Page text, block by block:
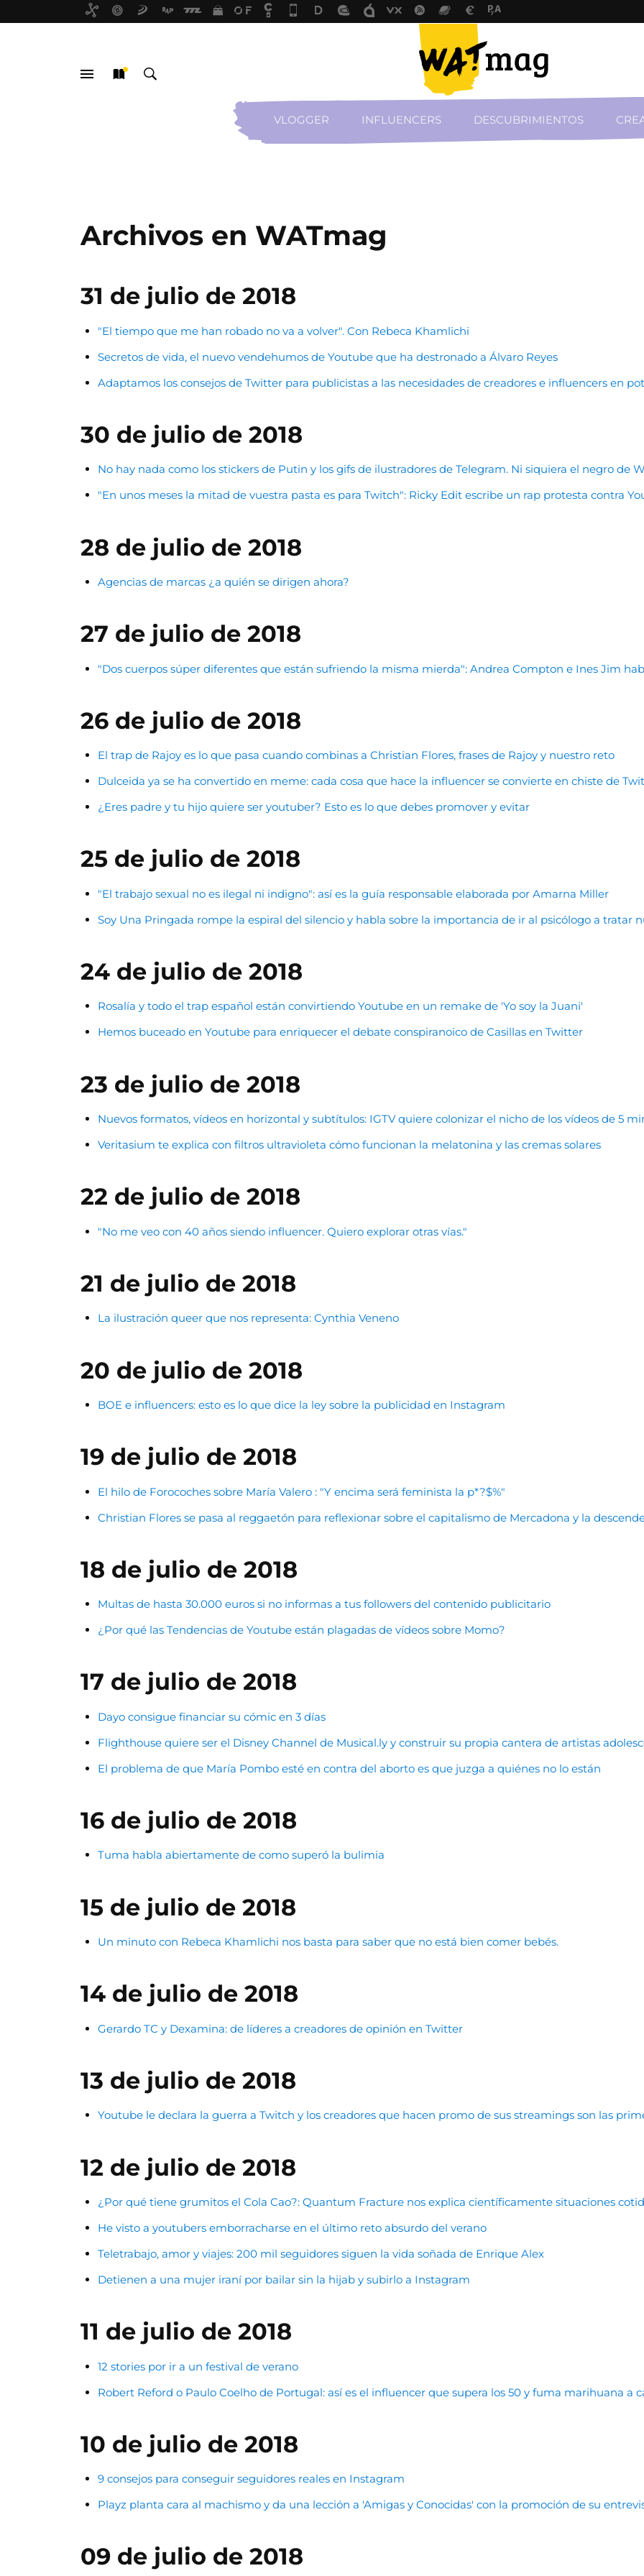
VLOGGER INFLUENCERS DESCUBRIMIENTOS
Archivos en WATmag
31 de julio de 2018
"El tiempo que me han robado no va a volver". Con Rebeca Khamlichi
Secretos de vida, el nuevo vendehumos de Youtube que ha destronado a Álvaro Reyes
Adaptamos los consejos de Twitter para publicistas a las necesidades de creadores e influencers en
30 de julio de 2018
No hay nada como los stickers de Putin y los gifs de ilustradores de Telegram. Ni siquiera el negro de
"En unos meses la mitad de vuestra pasta es para Twitch": Ricky Edit escribe un rap protesta contra
28 de julio de 2018
Agencias de marcas ¿a quién se dirigen ahora?
27 de julio de 2018
"Dos cuerpos súper diferentes que están sufriendo la misma mierda": Andrea Compton e Ines Jim
26 de julio de 2018
El trap de Rajoy es lo que pasa cuando combinas a Christian Flores, frases de Rajoy y nuestro reto
Dulceida ya se ha convertido en meme: cada cosa que hace la influencer se convierte en chiste de
¿Eres padre y tu hijo quiere ser youtuber? Esto es lo que debes promover y evitar
25 de julio de 2018
"El trabajo sexual no es ilegal ni indigno": así es la guía responsable elaborada por Amarna Miller
Soy Una Pringada rompe la espiral del silencio y habla sobre la importancia de ir al psicólogo a tratar
24 de julio de 2018
Rosalía y todo el trap español están convirtiendo Youtube en un remake de 'Yo soy la Juani'
Hemos buceado en Youtube para enriquecer el debate conspiranoico de Casillas en Twitter
23 de julio de 2018
Nuevos formatos, vídeos en horizontal y subtítulos: IGTV quiere colonizar el nicho de los vídeos de 5
Veritasium te explica con filtros ultravioleta cómo funcionan la melatonina y las cremas solares
22 de julio de 2018
"No me veo con 40 años siendo influencer. Quiero explorar otras vías."
21 de julio de 2018
La ilustración queer que nos representa: Cynthia Veneno
20 de julio de 2018
BOE e influencers: esto es lo que dice la ley sobre la publicidad en Instagram
19 de julio de 2018
El hilo de Forocoches sobre María Valero : "Y encima será feminista la p*?$%"
Christian Flores se pasa al reggaetón para reflexionar sobre el capitalismo de Mercadona y la
18 de julio de 2018
Multas de hasta 30.000 euros si no informas a tus followers del contenido publicitario
¿Por qué las Tendencias de Youtube están plagadas de vídeos sobre Momo?
17 de julio de 2018
Dayo consigue financiar su cómic en 3 días
Flighthouse quiere ser el Disney Channel de Musical.ly y construir su propia cantera de artistas
El problema de que María Pombo esté en contra del aborto es que juzga a quiénes no lo están
16 de julio de 2018
Tuma habla abiertamente de como superó la bulimia
15 de julio de 2018
Un minuto con Rebeca Khamlichi nos basta para saber que no está bien comer bebés.
14 de julio de 2018
Gerardo TC y Dexamina: de líderes a creadores de opinión en Twitter
13 de julio de 2018
Youtube le declara la guerra a Twitch y los creadores que hacen promo de sus streamings son las
12 de julio de 2018
¿Por qué tiene grumitos el Cola Cao?: Quantum Fracture nos explica científicamente situaciones
He visto a youtubers emborracharse en el último reto absurdo del verano
Teletrabajo, amor y viajes: 200 mil seguidores siguen la vida soñada de Enrique Alex
Detienen a una mujer iraní por bailar sin la hijab y subirlo a Instagram
11 de julio de 2018
12 stories por ir a un festival de verano
Robert Reford o Paulo Coelho de Portugal: así es el influencer que supera los 50 y fuma marihuana a
10 de julio de 2018
9 consejos para conseguir seguidores reales en Instagram
Playz planta cara al machismo y da una lección a 'Amigas y Conocidas' con la promoción de su
09 de julio de 2018